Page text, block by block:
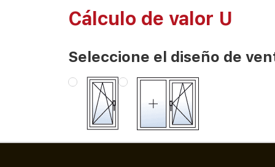
Cálculo de valor U
Seleccione el diseño de